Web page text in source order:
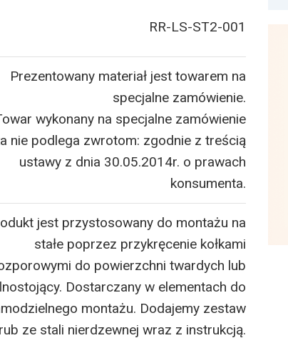
RR-LS-ST2-001
Prezentowany materiał jest towarem na
specjalne zamówienie.
wykonany na specjalne zamówienie
nie podlega zwrotom: zgodnie z treścią
ustawy z dnia 30.05.2014r. o prawach
konsumenta.
jest przystosowany do montażu na
stałe poprzez przykręcenie kołkami
do powierzchni twardych lub
Dostarczany w elementach do
montażu. Dodajemy zestaw
ze stali nierdzewnej wraz z instrukcją.